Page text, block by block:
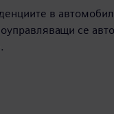
в
се